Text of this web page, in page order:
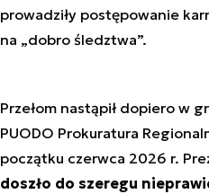
prowadziły postępowanie
na „dobro śledztwa”.
Przełom nastąpił dopiero w
PUODO Prokuratura
początku czerwca 2026 r.
doszło do szeregu